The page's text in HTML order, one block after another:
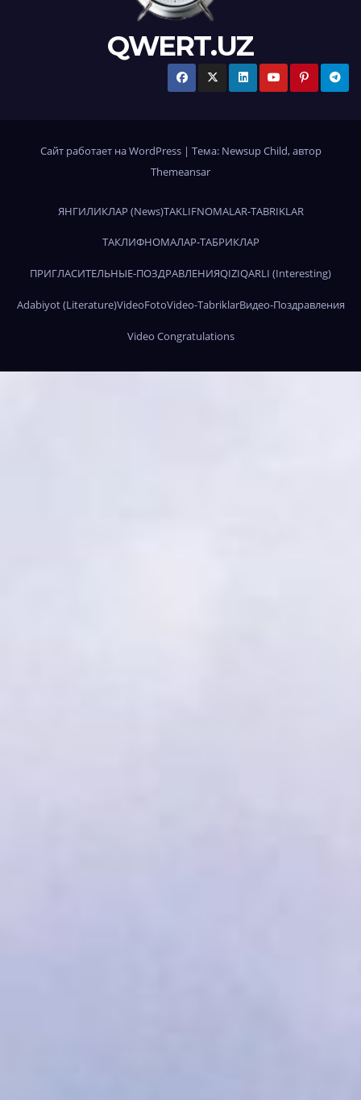
QWERT.UZ
Сайт работает на WordPress | Тема: Newsup Child, автор
Themeansar
ЯНГИЛИКЛАР (News)TAKLIFNOMALAR-TABRIKLAR
ТАКЛИФНОМАЛАР-ТАБРИКЛАР
ПРИГЛАСИТЕЛЬНЫЕ-ПОЗДРАВЛЕНИЯQIZIQARLI (Interesting)
Adabiyot (Literature)VideoFotoVideo-TabriklarВидео-Поздравления
Video Congratulations